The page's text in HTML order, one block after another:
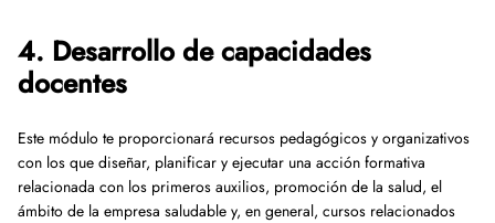
4. Desarrollo de capacidades
docentes
Este módulo te proporcionará recursos pedagógicos y organizativos
con los que diseñar, planificar y ejecutar una acción formativa
relacionada con los primeros auxilios, promoción de la salud, el
ámbito de la empresa saludable y, en general, cursos relacionados